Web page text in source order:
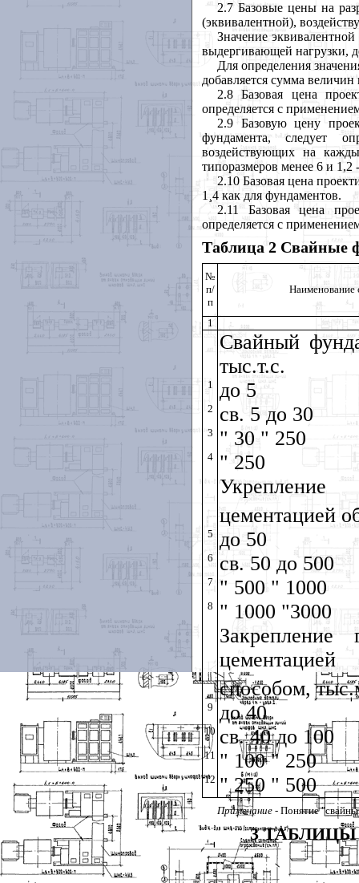
2.7 Базовые цены на
(эквивалентной),
Значение
выдергивающей нагрузки,
Для определения
добавляется сумма
2.8 Базовая цена
определяется с
2.9 Базовую цену
фундамента, следует
воздействующих на
типоразмеров менее 6 и 1,2
2.10 Базовая цена
1 4 как для фундаментов.
2.11 Базовая цена
определяется с
Таблица 2 Свайные
№
п/
п
Наименование
1
Свайный
тыс.т.с.
1 до 5
2 св. 5 до 30
3 " 30 " 250
4
" 250
цементацией
5 до 50
6 св. 50 до 500
7 " 500 " 1000
8
" 1000 "3000
Закрепление
способом,
9 до 40
10 св. 40 до 100
11 " 100 " 250
12 " 250 " 500
Примечание - Понятие
3